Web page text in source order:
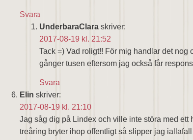
Svara
UnderbaraClara skriver:
2017-08-19 kl. 21:52
Tack =) Vad roligt!! För mig handlar det
gånger tusen eftersom jag också får
Svara
Elin skriver:
2017-08-19 kl. 21:10
Jag såg dig på Lindex och ville inte störa med
treåring bryter ihop offentligt så slipper jag